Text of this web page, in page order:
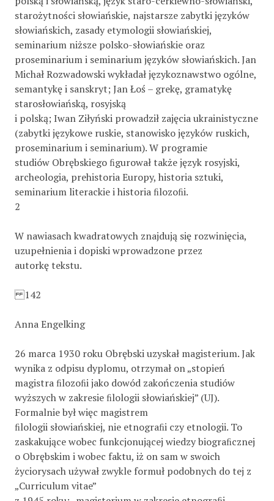
starożytności słowiańskie, najstarsze zabytki języków
słowiańskich, zasady etymologii słowiańskiej,
seminarium niższe polsko-słowiańskie oraz
proseminarium i seminarium języków słowiańskich. Jan
Michał Rozwadowski wykładał językoznawstwo ogólne,
semantykę i sanskryt; Jan Łoś – grekę, gramatykę
starosłowiańską, rosyjską
i polską; Iwan Ziłyński prowadził zajęcia ukrainistyczne
(zabytki językowe ruskie, stanowisko języków ruskich,
proseminarium i seminarium). W programie
studiów Obrębskiego ﬁgurował także język rosyjski,
archeologia, prehistoria Europy, historia sztuki,
seminarium literackie i historia ﬁlozoﬁi.
2
W nawiasach kwadratowych znajdują się rozwinięcia,
uzupełnienia i dopiski wprowadzone przez
autorkę tekstu.
142
Anna Engelking
26 marca 1930 roku Obrębski uzyskał magisterium. Jak
wynika z odpisu dyplomu, otrzymał on „stopień
magistra ﬁlozoﬁi jako dowód zakończenia studiów
wyższych w zakresie ﬁlologii słowiańskiej” (UJ).
Formalnie był więc magistrem
ﬁlologii słowiańskiej, nie etnograﬁi czy etnologii. To
zaskakujące wobec funkcjonującej wiedzy biograﬁcznej
o Obrębskim i wobec faktu, iż on sam w swoich
życiorysach używał zwykle formuł podobnych do tej z
„Curriculum vitae”